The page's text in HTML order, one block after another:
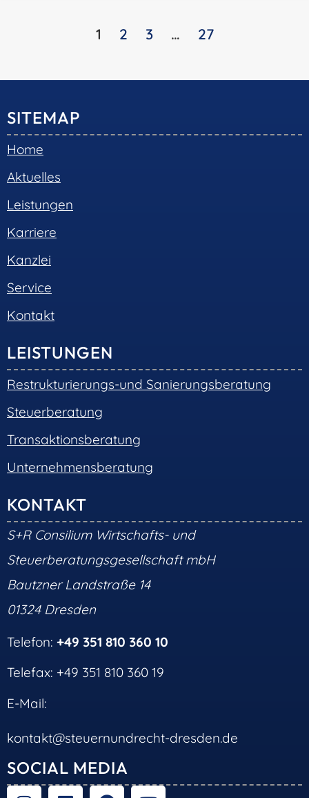
1 2 3 … 27
SITEMAP
Home
Aktuelles
Leistungen
Karriere
Kanzlei
Service
Kontakt
LEISTUNGEN
Restrukturierungs-und Sanierungsberatung
Steuerberatung
Transaktionsberatung
Unternehmensberatung
KONTAKT
S+R Consilium Wirtschafts- und
Steuerberatungsgesellschaft mbH
Bautzner Landstraße 14
01324 Dresden
Telefon: +49 351 810 360 10
Telefax: +49 351 810 360 19
E-Mail:
kontakt@steuernundrecht-dresden.de
SOCIAL MEDIA